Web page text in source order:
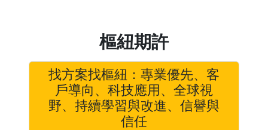
樞紐期許
找方案找樞紐：專業優先、客
戶導向、科技應用、全球視
野、持續學習與改進、信譽與
信任